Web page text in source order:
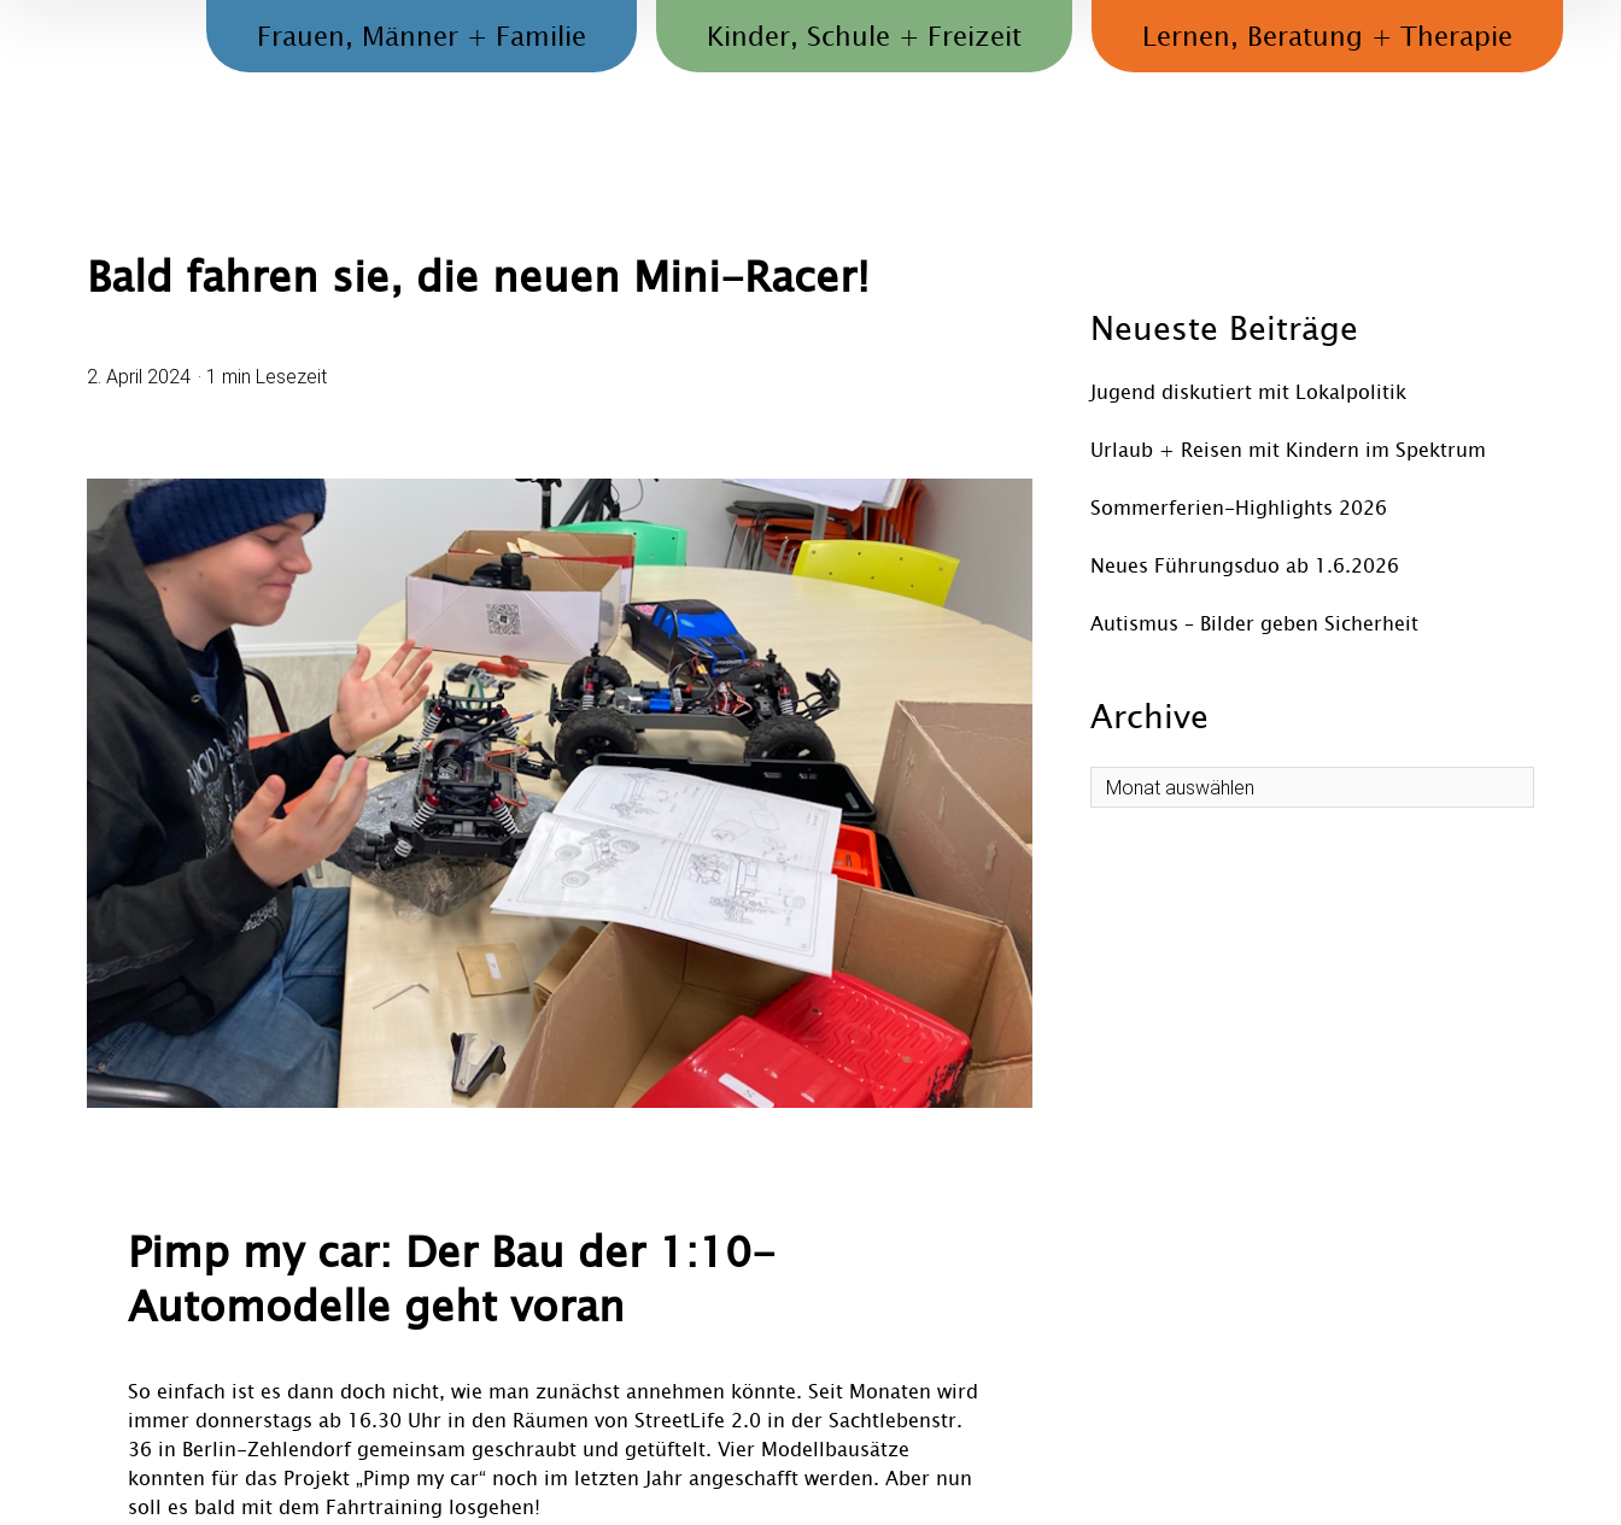
Frauen, Männer + Familie Kinder, Schule + Freizeit Lernen, Beratung + Therapie
Bald fahren sie, die neuen Mini-Racer!
2. April 2024 1 min Lesezeit
Pimp my car: Der Bau der 1:10-
Automodelle geht voran
So einfach ist es dann doch nicht, wie man zunächst annehmen könnte. Seit Monaten wird
immer donnerstags ab 16.30 Uhr in den Räumen von StreetLife 2.0 in der Sachtlebenstr.
36 in Berlin-Zehlendorf gemeinsam geschraubt und getüftelt. Vier Modellbausätze
konnten für das Projekt „Pimp my car“ noch im letzten Jahr angeschafft werden. Aber nun
soll es bald mit dem Fahrtraining losgehen!
Neueste Beiträge
Jugend diskutiert mit Lokalpolitik
Urlaub + Reisen mit Kindern im Spektrum
Sommerferien-Highlights 2026
Neues Führungsduo ab 1.6.2026
Autismus – Bilder geben Sicherheit
Archive